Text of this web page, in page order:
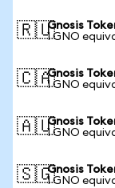
🇷🇺Gnosis
1 GNO
🇨🇦Gnosis
1 GNO
🇦🇺Gnosis
1 GNO
🇸🇬Gnosis
1 GNO